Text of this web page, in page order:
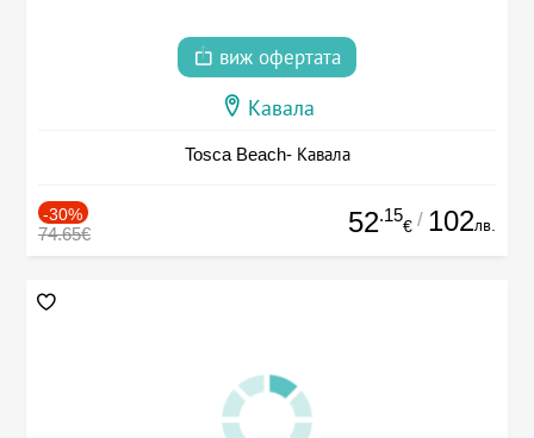
виж офертата
Кавала
Tosca Beach- Кавала
-30%
74.65€ 52.15
€ / 102лв.